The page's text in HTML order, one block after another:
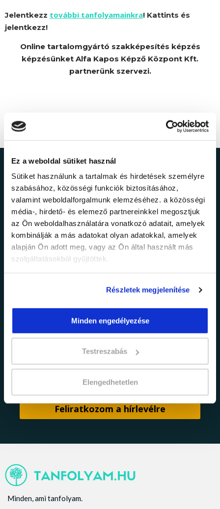
Ez a weboldal sütiket használ
Sütiket használunk a tartalmak és hirdetések személyre
szabásához, közösségi funkciók biztosításához,
valamint weboldalforgalmunk elemzéséhez. a közösségi
média-, hirdető- és elemező partnereinkkel megosztjuk
az Ön weboldalhasználatára vonatkozó adatait, amelyek
kombinálják a más adatokat olyan adatokkal, amelyek
alapján Ön adott meg, vagy az Ön által használt más
szolgáltatásokból gyűjtöttek.
Részletek megjelenítése
Minden engedélyezése
Testreszabás
Elengedhetetlen
Jelentkezz további tanfolyamainkra! Kattints és
jelentkezz!
Online tartalomgyártó szakképesítés képzés
képzésünket Alfa Kapos Képző Központ Kft.
partnerünk szervezi.
Ne maradj le a
legfrissebb
információkról!
Értesülj elsőként legújabb tanfolyamainkról,
legfrissebb híreinkről és időszakos
promócióinkról.
Elfogadom azadatkezelési tájékoztatóban
Minden, ami tanfolyam.